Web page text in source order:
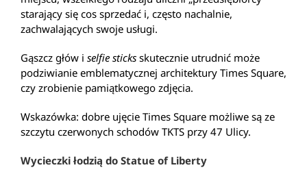
starający się cos sprzedać i, często nachalnie,
zachwalających swoje usługi.
Gąszcz głów i selfie sticks skutecznie utrudnić może
podziwianie emblematycznej architektury Times Square,
czy zrobienie pamiątkowego zdjęcia.
Wskazówka: dobre ujęcie Times Square możliwe są ze
szczytu czerwonych schodów TKTS przy 47 Ulicy.
Wycieczki łodzią do Statue of Liberty